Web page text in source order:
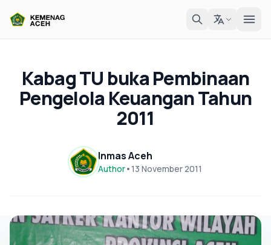
Kabag TU buka Pembinaan
Pengelola Keuangan Tahun
2011
Inmas Aceh
Author•13 November 2011